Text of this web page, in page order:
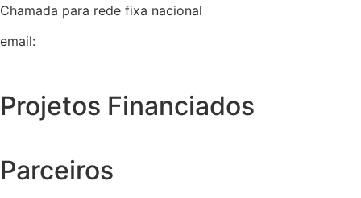
Chamada para rede fixa nacional
email:
Projetos Financiados
Parceiros